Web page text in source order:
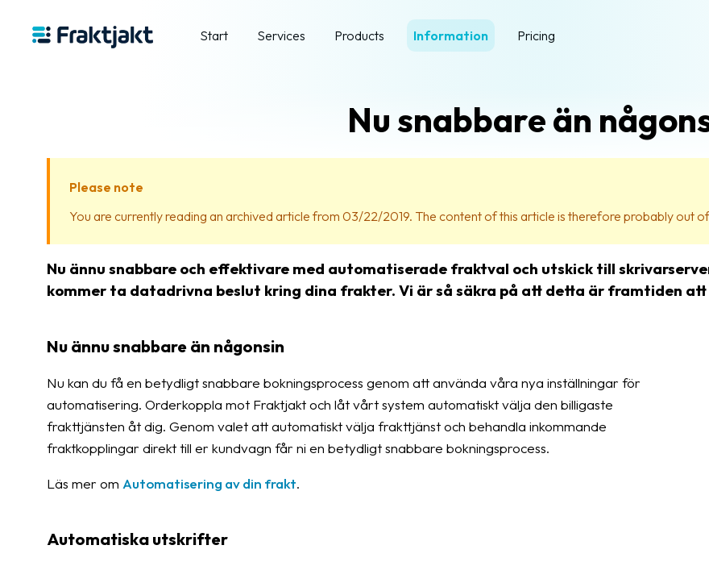
Start Services Products Information Pricing
Nu snabbare än
Please note
You are currently reading an archived article from 03/22/2019. The content of this article is therefore probably out
Nu ännu snabbare och effektivare med automatiserade fraktval och utskick till
kommer ta datadrivna beslut kring dina frakter. Vi är så säkra på att detta är framtiden
Nu ännu snabbare än någonsin
Nu kan du få en betydligt snabbare bokningsprocess genom att använda våra nya inställningar för
automatisering. Orderkoppla mot Fraktjakt och låt vårt system automatiskt välja den billigaste
frakttjänsten åt dig. Genom valet att automatiskt välja frakttjänst och behandla inkommande
fraktkopplingar direkt till er kundvagn får ni en betydligt snabbare bokningsprocess.
Läs mer om Automatisering av din frakt.
Automatiska utskrifter